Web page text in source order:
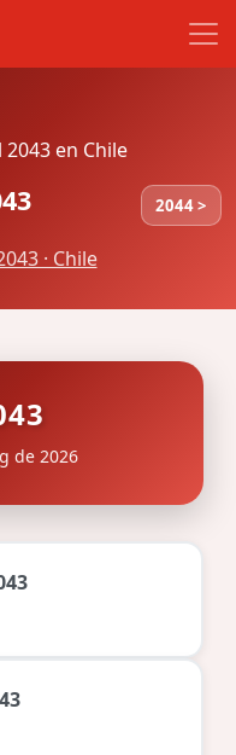
2043 en Chile
2044 >
· Chile
de 2026